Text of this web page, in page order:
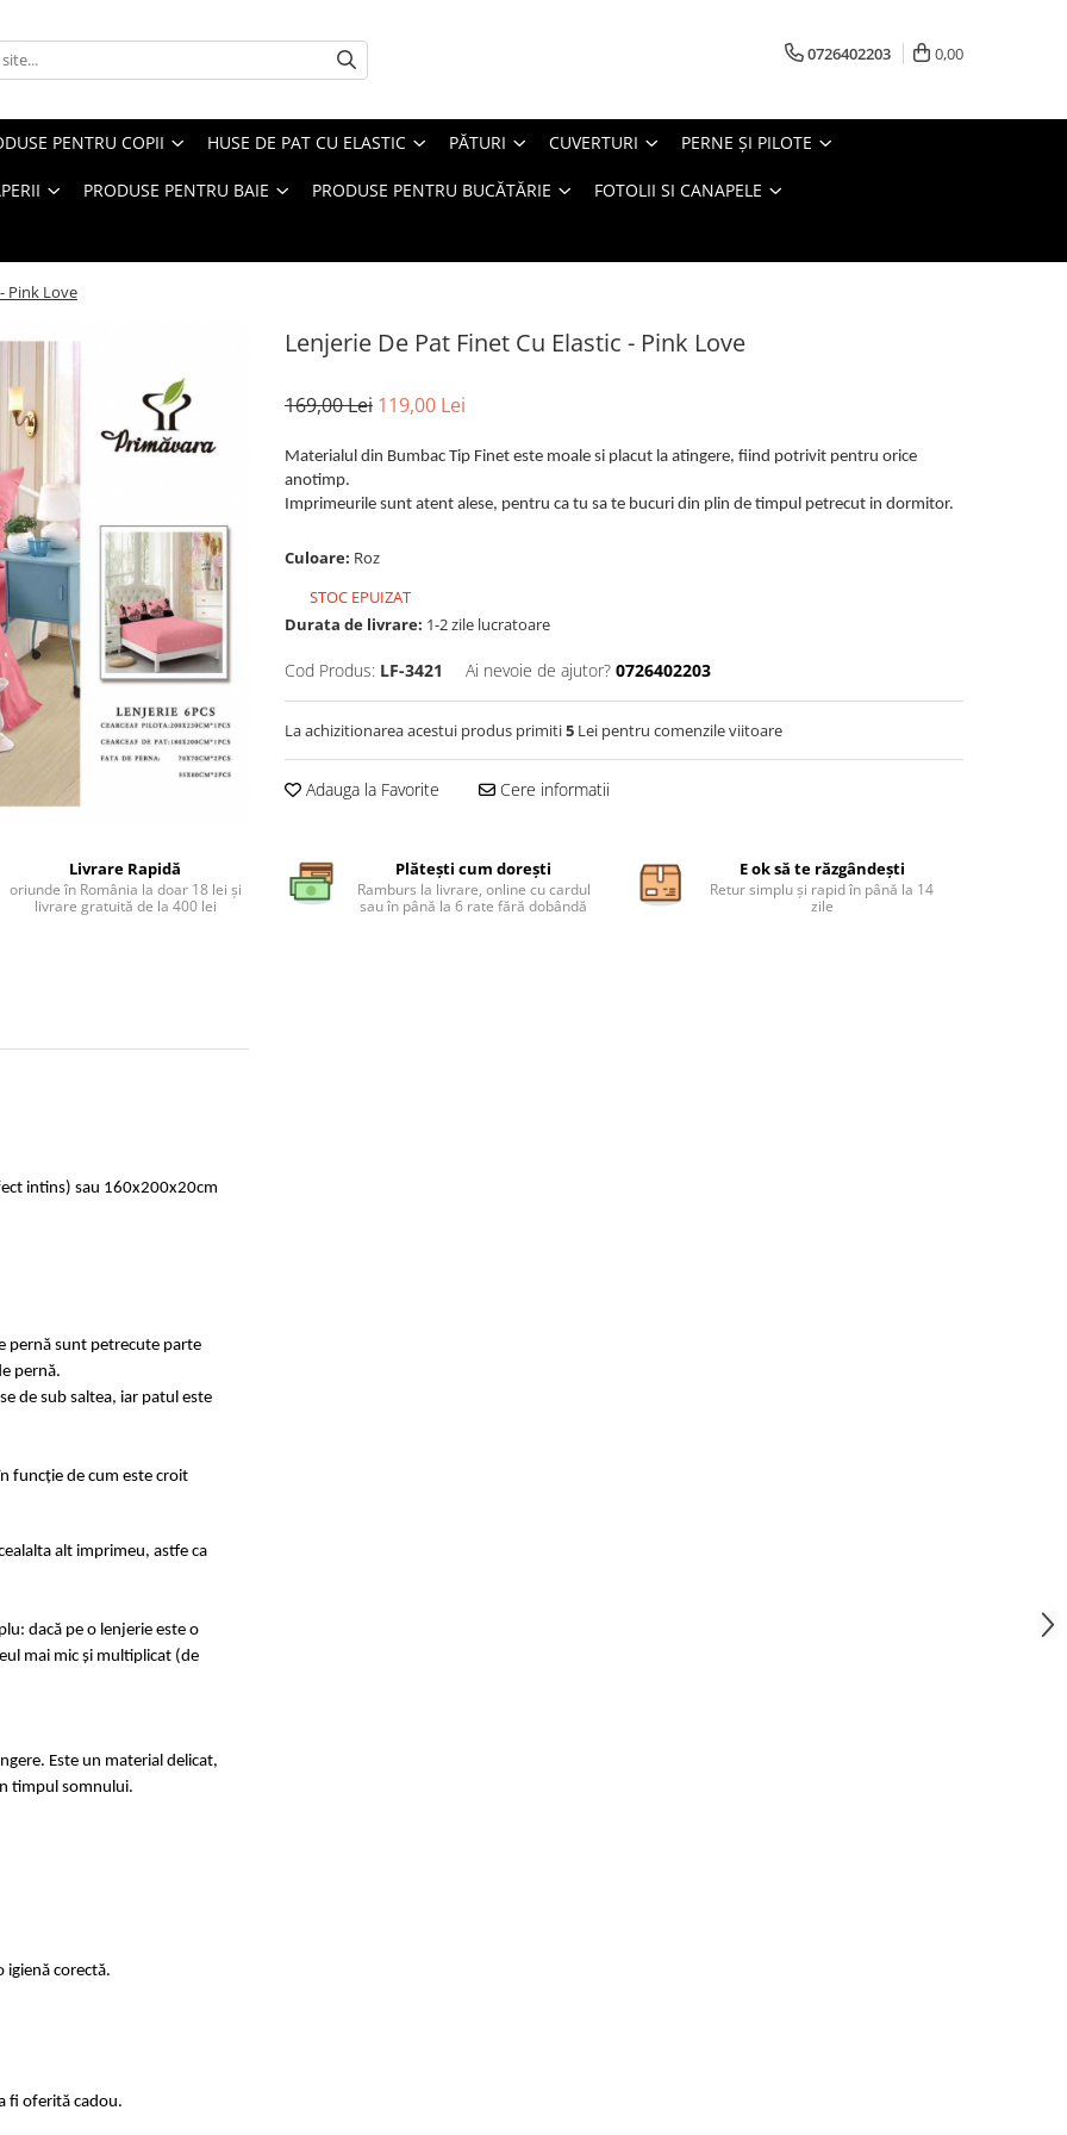
0726402203 0,00
PENTRU COPII HUSE DE PAT CU ELASTIC PĂTURI CUVERTURI PERNE ŞI PILOTE
PRODUSE PENTRU BAIE PRODUSE PENTRU BUCĂTĂRIE FOTOLII SI CANAPELE
Pink Love
Lenjerie De Pat Finet Cu Elastic - Pink Love
169,00 Lei 119,00 Lei
Materialul din Bumbac Tip Finet este moale si placut la atingere, fiind potrivit pentru orice
anotimp.
Imprimeurile sunt atent alese, pentru ca tu sa te bucuri din plin de timpul petrecut in dormitor.
Culoare: Roz
STOC EPUIZAT
Durata de livrare: 1-2 zile lucratoare
Cod Produs: LF-3421 Ai nevoie de ajutor? 0726402203
La achizitionarea acestui produs primiti5 Lei pentru comenzile viitoare
Adauga la Favorite Cere informatii
Livrare Rapidă
oriunde în România la doar 18 lei și
livrare gratuită de la 400 lei
Plătești cum dorești
Ramburs la livrare, online cu cardul
sau în până la 6 rate fără dobândă
E ok să te răzgândești
Retur simplu și rapid în până la 14
zile
intins) sau 160x200x20cm
pernă sunt petrecute parte
pernă.
de sub saltea, iar patul este
funcție de cum este croit
alt imprimeu, astfe ca
dacă pe o lenjerie este o
mai mic și multiplicat (de
Este un material delicat,
timpul somnului.
igienă corectă.
fi oferită cadou.